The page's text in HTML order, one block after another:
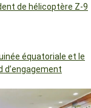
de hélicoptère Z-9
équatoriale et le
d’engagement